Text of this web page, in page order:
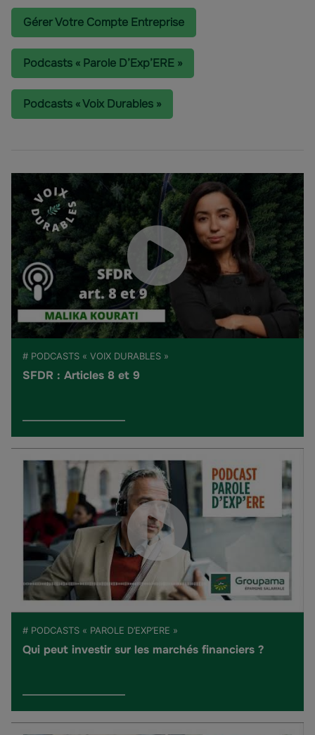
Gérer Votre Compte Entreprise
Podcasts « Parole D’Exp’ERE »
Podcasts « Voix Durables »
# PODCASTS « VOIX DURABLES »
SFDR : Articles 8 et 9
# PODCASTS « PAROLE D’EXP’ERE »
Qui peut investir sur les marchés financiers ?